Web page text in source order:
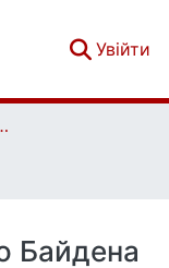
Увійти
works
Байдена